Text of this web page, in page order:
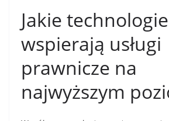
Jakie technologie
wspierają usługi
prawnicze na
najwyższym